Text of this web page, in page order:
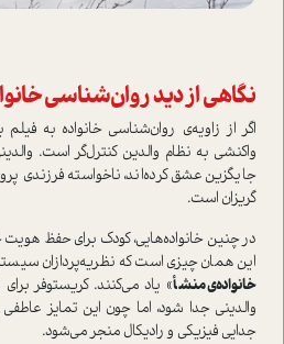
نگاهی از دید روان‌شناسی
اگر از زاویه‌ی روان‌شناسی خانواده به
واکنشی به نظام والدین کنترل‌گر است.
جایگزین عشق کرده‌اند، ناخواسته فرزندی
گریزان است.
در چنین خانواده‌هایی، کودک برای حفظ
این همان چیزی است که نظریه‌پردازان سیستم
خانواده‌ی منشأ» یاد می‌کنند. کریستوفر
والدینی جدا شود، اما چون این تمایز
جدایی فیزیکی و رادیکال منجر می‌شود.